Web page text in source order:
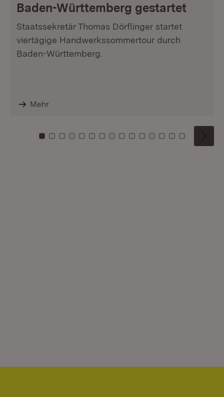
Baden-Württemberg gestartet
Staatssekretär Thomas Dörflinger startet
viertägige Handwerkssommertour durch
Baden-Württemberg.
Mehr
Zu Kachel: 0
Zu Kachel: 1
Zu Kachel: 2
Zu Kachel: 3
Zu Kachel: 4
Zu Kachel: 5
Zu Kachel: 6
Zu Kachel: 7
Zu Kachel: 8
Zu Kachel: 9
Zu Kachel: 10
Zu Kachel: 11
Zu Kachel: 12
Zu Kachel:
Zu